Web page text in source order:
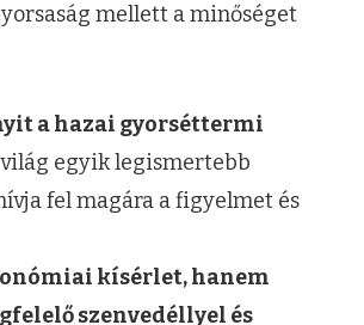
mellett a minőséget
a hazai gyorséttermi
egyik legismertebb
fel magára a figyelmet és
kísérlet, hanem
szenvedéllyel és